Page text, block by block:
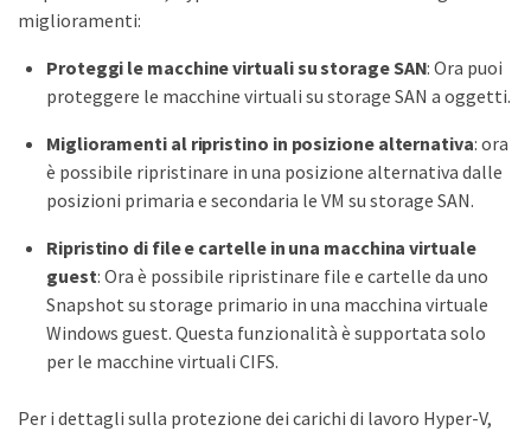
miglioramenti:
Proteggi le macchine virtuali su storage SAN: Ora puoi
proteggere le macchine virtuali su storage SAN a oggetti.
Miglioramenti al ripristino in posizione alternativa: ora
è possibile ripristinare in una posizione alternativa dalle
posizioni primaria e secondaria le VM su storage SAN.
Ripristino di file e cartelle in una macchina virtuale
guest: Ora è possibile ripristinare file e cartelle da uno
Snapshot su storage primario in una macchina virtuale
Windows guest. Questa funzionalità è supportata solo
per le macchine virtuali CIFS.
Per i dettagli sulla protezione dei carichi di lavoro Hyper-V,